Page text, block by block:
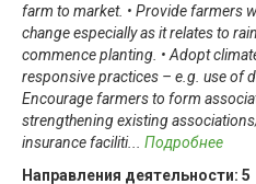
farm to market. • Provide farmers
change especially as it relates to
commence planting. • Adopt
responsive practices – e.g. use of
Encourage farmers to form
strengthening existing
insurance faciliti... Подробнее
Направления деятельности: 5